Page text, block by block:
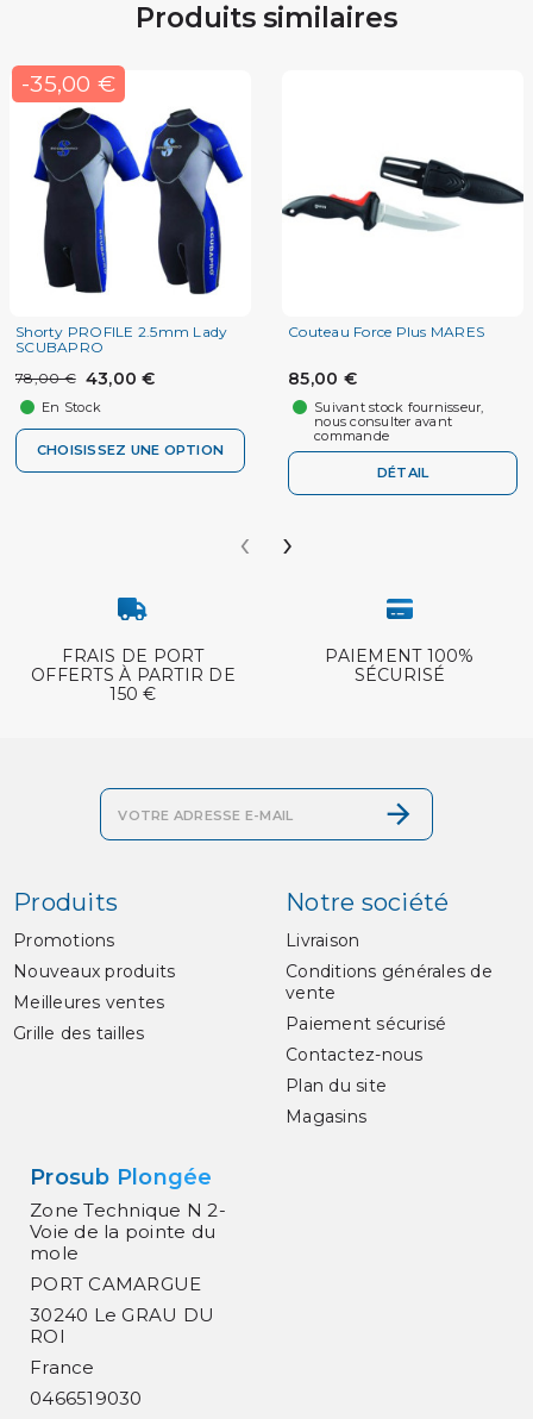
Produits similaires
-35,00 €
Shorty PROFILE 2.5mm Lady
SCUBAPRO
78,00 € 43,00 €
En Stock
CHOISISSEZ UNE OPTION
Couteau Force Plus MARES
85,00 €
Suivant stock fournisseur,
nous consulter avant
commande
DÉTAIL
‹ ›
FRAIS DE PORT
OFFERTS À PARTIR DE
150 €
PAIEMENT 100%
SÉCURISÉ
Produits
Promotions
Nouveaux produits
Meilleures ventes
Grille des tailles
Notre société
Livraison
Conditions générales de
vente
Paiement sécurisé
Contactez-nous
Plan du site
Magasins
Prosub Plongée
Zone Technique N 2-
Voie de la pointe du
mole
PORT CAMARGUE
30240 Le GRAU DU
ROI
France
0466519030